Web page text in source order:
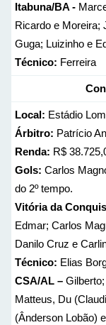
Itabuna/BA -
Ricardo e Moreira;
Guga; Luizinho e
Técnico: Ferreira
Local: Estádio
Árbitro: Patrício
Renda: R$
Gols: Carlos
do 2º tempo.
Vitória da
Edmar; Carlos
Danilo Cruz e
Técnico: Elias
CSA/AL –
Matteus, Du
(Ânderson Lobão)